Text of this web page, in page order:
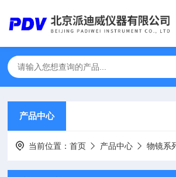
产品中心
当前位置：首页 产品中心 物镜系